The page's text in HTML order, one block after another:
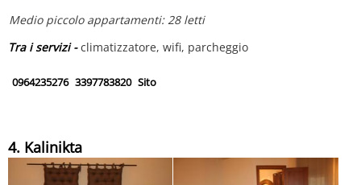
Medio piccolo appartamenti: 28 letti
Tra i servizi -climatizzatore, wifi, parcheggio
0964235276 3397783820 Sito
4. Kalinikta